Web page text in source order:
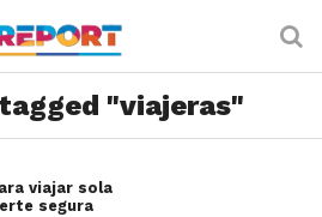
"viajeras"
viajar sola
segura